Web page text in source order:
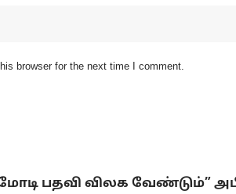
browser for the next time I comment.
மோடி பதவி விலக வேண்டும்”